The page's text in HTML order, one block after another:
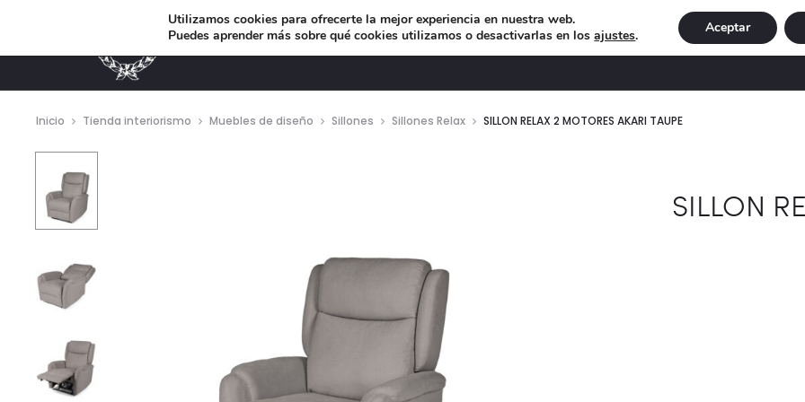
MUEBLES DE DISEÑO ILUMINACIÓN NAVIDAD
Inicio Tienda interiorismo Muebles de diseño Sillones Sillones Relax SILLON RELAX 2 MOTORES AKARI TAUPE
SILLON
Utilizamos cookies para ofrecerte la mejor experiencia en nuestra web.
Puedes aprender más sobre qué cookies utilizamos o desactivarlas en losajustes. Aceptar